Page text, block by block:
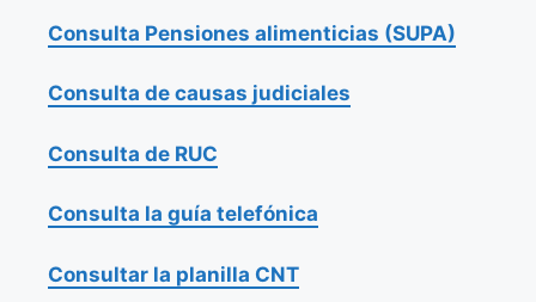
Consulta Pensiones alimenticias (SUPA)
Consulta de causas judiciales
Consulta de RUC
Consulta la guía telefónica
Consultar la planilla CNT